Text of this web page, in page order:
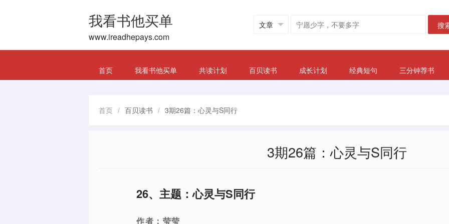
我看书他买单
www.ireadhepays.com
搜
首页 我看书他买单 共读计划 百贝读书 成长计划 经典短句 三分钟荐书
首页 / 百贝读书 / 3期26篇：心灵与S同行
3期26篇：心灵与S同行
26、主题：心灵与S同行
作者：莹莹